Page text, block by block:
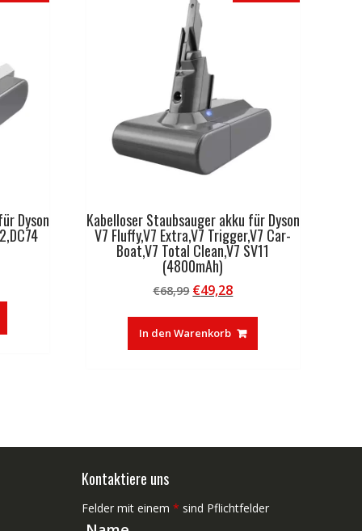
Dyson Kabelloser Staubsauger akku für Dyson
V7 Fluffy,V7 Extra,V7 Trigger,V7 Car-
Boat,V7 Total Clean,V7 SV11
(4800mAh)
€68,99 Ursprünglicher
war:
€68,99
€49,28Aktueller
ist:
€49,28.
In den Warenkorb
Kontaktiere uns
Felder mit einem * sind Pflichtfelder